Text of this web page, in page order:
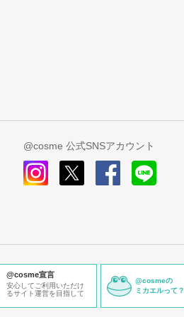
@cosme 公式SNSアカウント
@cosme宣言
安心してご利用いただけ
るサイト運営を目指して
@cosmeの
ミカエルって？